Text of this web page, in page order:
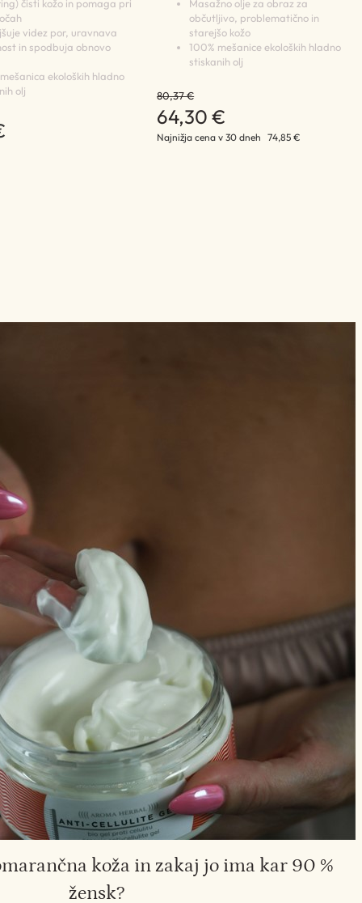
čisti kožo in pomaga pri
videz por, uravnava
in spodbuja obnovo
ekoloških hladno
olj
Masažno olje za obraz za
občutljivo, problematično in
starejšo kožo
100% mešanice ekoloških hladno
stiskanih olj
80,37 €
64,30 €
Najnižja cena v 30 dneh 74,85 €
koža in zakaj jo ima kar 90 %
žensk?